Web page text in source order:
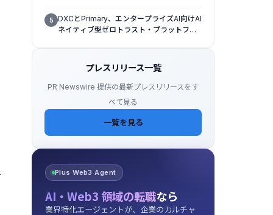
2026）」で「Titan」の次なる進化形を発
表
5 DXCとPrimary、エンタープライズAI向けAI
ネイティブ型ゼロトラスト・プラットフォ
プレスリリース一覧
PR Newswire 提供の最新プレスリリースをす
べて見る
一覧を見る
Plus Web3 Agent
AI・Web3 領域の転職なら
業界特化エージェントが、企業のカルチャ